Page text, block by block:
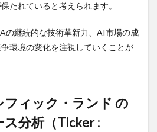
たれていると考えられます。
の継続的な技術革新力、AI市場の成
環境の変化を注視していくことが
ィック・ランド の
ス分析（Ticker :